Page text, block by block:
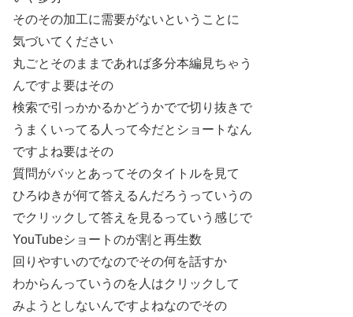
そのその加工に需要がないということに
気づいてください
丸ごとそのままであれば多分本編見ちゃう
んですよ要はその
検索で引っかかるかどうかでで切り抜きで
うまくいってる人って今だとショートなん
ですよね要はその
質問がバッとあってそのタイトルを見て
ひろゆきが何て答えるんだろうっていうの
でクリックして答えを見るっていう感じで
YouTubeショートのが割と再生数
回りやすいのでなのでその何を話すか
わからんっていうのを人はクリックして
みようとしないんですよねなのでその